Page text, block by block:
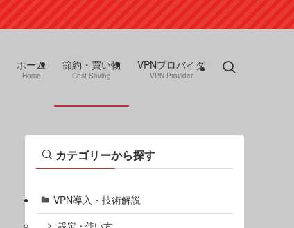
ホーム
Home
節約・買い物
Cost Saving
VPNプロバイダ
VPN Provider
カテゴリーから探す
VPN導入・技術解説